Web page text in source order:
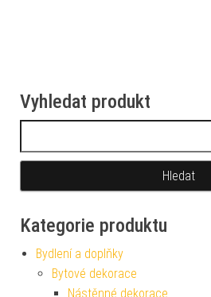
Vyhledat produkt
Kategorie produktu
Bydlení a doplňky
Bytové dekorace
Nástěnné dekorace